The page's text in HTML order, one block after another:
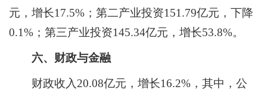
元， 增长17.5%；第二产业投资151.79亿元， 下降
0.1%；第三产业投资145.34亿元，增长53.8%。
六、财政与金融
财政收入 20.08亿元，增长16.2%，其中，公